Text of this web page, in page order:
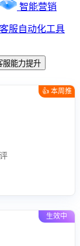
智能营销
客服自动化工具
服能力提升
👍 本周推
回评追评
生效中